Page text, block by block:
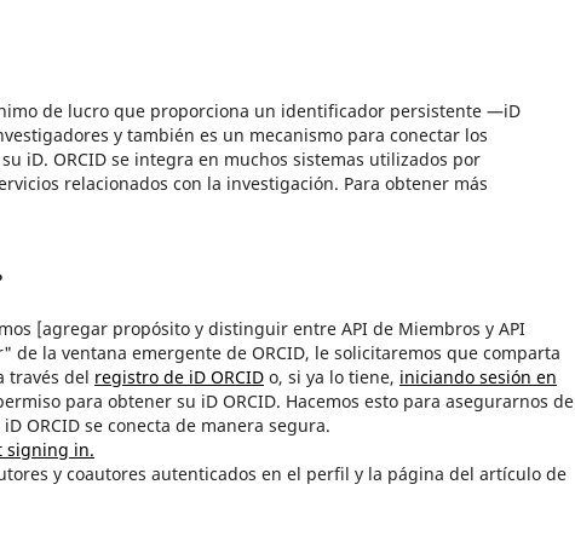
de lucro que proporciona un identificador persistente —iD
y también es un mecanismo para conectar los
iD. ORCID se integra en muchos sistemas utilizados por
relacionados con la investigación. Para obtener más
[agregar propósito y distinguir entre API de Miembros y API
la ventana emergente de ORCID, le solicitaremos que comparta
través del registro de iD ORCID o, si ya lo tiene, iniciando sesión en
para obtener su iD ORCID. Hacemos esto para asegurarnos de
ORCID se conecta de manera segura.
signing in.
y coautores autenticados en el perfil y la página del artículo de